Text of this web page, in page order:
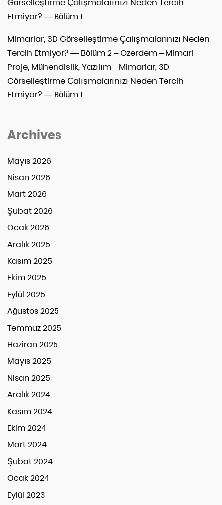
Görselleştirme Çalışmalarınızı Neden Tercih
Etmiyor? — Bölüm 1
Mimarlar, 3D Görselleştirme Çalışmalarınızı Neden
Tercih Etmiyor? — Bölüm 2 – Ozerdem – Mimari
Proje, Mühendislik, Yazılım- Mimarlar, 3D
Görselleştirme Çalışmalarınızı Neden Tercih
Etmiyor? — Bölüm 1
Archives
Mayıs 2026
Nisan 2026
Mart 2026
Şubat 2026
Ocak 2026
Aralık 2025
Kasım 2025
Ekim 2025
Eylül 2025
Ağustos 2025
Temmuz 2025
Haziran 2025
Mayıs 2025
Nisan 2025
Aralık 2024
Kasım 2024
Ekim 2024
Mart 2024
Şubat 2024
Ocak 2024
Eylül 2023